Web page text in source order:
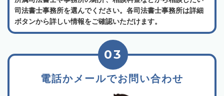
司法書士事務所を選んでください。各司法書士事務所は詳細
ボタンから詳しい情報をご確認いただけます。
電話かメールでお問い合わせ
03